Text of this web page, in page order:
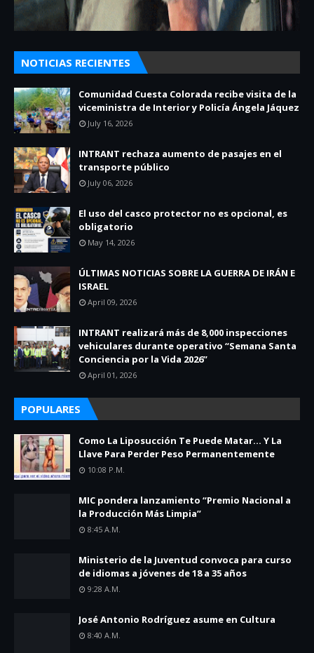
NOTICIAS RECIENTES
Comunidad Cuesta Colorada recibe visita de la
viceministra de Interior y Policía Ángela Jáquez
July 16, 2026
INTRANT rechaza aumento de pasajes en el
transporte público
July 06, 2026
El uso del casco protector no es opcional, es
obligatorio
May 14, 2026
ÚLTIMAS NOTICIAS SOBRE LA GUERRA DE IRÁN E
ISRAEL
April 09, 2026
INTRANT realizará más de 8,000 inspecciones
vehiculares durante operativo “Semana Santa
Conciencia por la Vida 2026”
April 01, 2026
POPULARES
Como La Liposucción Te Puede Matar… Y La
Llave Para Perder Peso Permanentemente
10:08 P.m.
MIC pondera lanzamiento “Premio Nacional a
la Producción Más Limpia”
8:45 A.m.
Ministerio de la Juventud convoca para curso
de idiomas a jóvenes de 18 a 35 años
9:28 A.m.
José Antonio Rodríguez asume en Cultura
8:40 A.m.